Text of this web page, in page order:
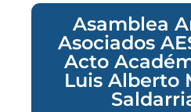
Asamblea
Asociados
Acto
Luis Alberto